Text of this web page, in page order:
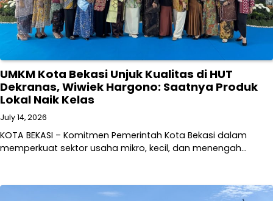
UMKM Kota Bekasi Unjuk Kualitas di HUT
Dekranas, Wiwiek Hargono: Saatnya Produk
Lokal Naik Kelas
July 14, 2026
KOTA BEKASI – Komitmen Pemerintah Kota Bekasi dalam
memperkuat sektor usaha mikro, kecil, dan menengah…